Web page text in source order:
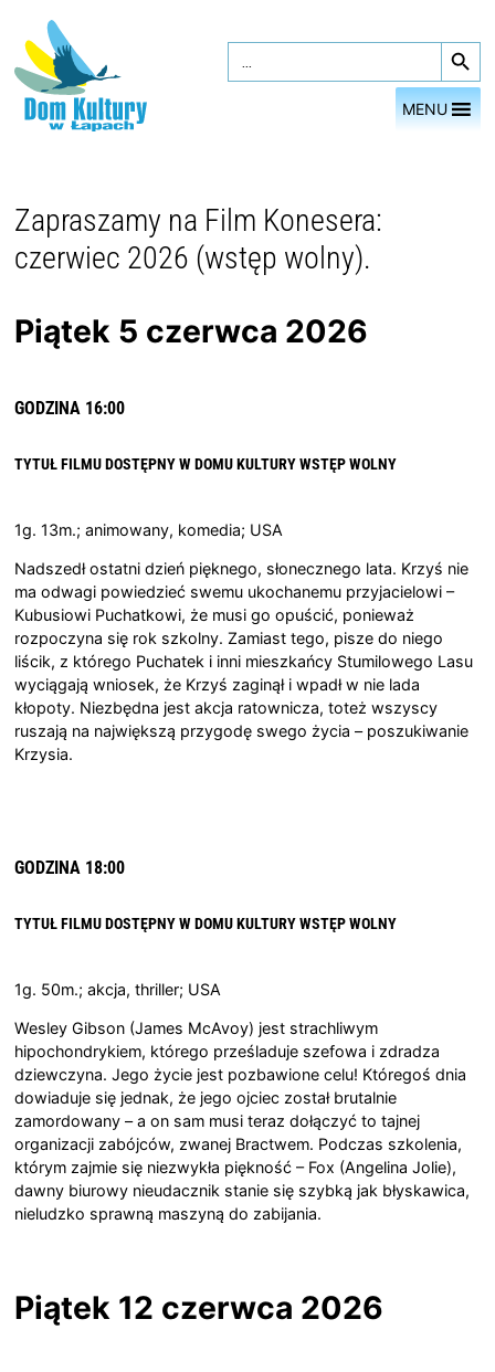
Przejdź
do
treści
Search
for:
Search Button
MENU
Zapraszamy na Film Konesera:
czerwiec 2026 (wstęp wolny).
Piątek 5 czerwca 2026
GODZINA 16:00
TYTUŁ FILMU DOSTĘPNY W DOMU KULTURYWSTĘP WOLNY
1g. 13m.; animowany, komedia; USA
Nadszedł ostatni dzień pięknego, słonecznego lata. Krzyś nie
ma odwagi powiedzieć swemu ukochanemu przyjacielowi –
Kubusiowi Puchatkowi, że musi go opuścić, ponieważ
rozpoczyna się rok szkolny. Zamiast tego, pisze do niego
liścik, z którego Puchatek i inni mieszkańcy Stumilowego Lasu
wyciągają wniosek, że Krzyś zaginął i wpadł w nie lada
kłopoty. Niezbędna jest akcja ratownicza, toteż wszyscy
ruszają na największą przygodę swego życia – poszukiwanie
Krzysia.
GODZINA 18:00
TYTUŁ FILMU DOSTĘPNY W DOMU KULTURYWSTĘP WOLNY
1g. 50m.; akcja, thriller; USA
Wesley Gibson (James McAvoy) jest strachliwym
hipochondrykiem, którego prześladuje szefowa i zdradza
dziewczyna. Jego życie jest pozbawione celu! Któregoś dnia
dowiaduje się jednak, że jego ojciec został brutalnie
zamordowany – a on sam musi teraz dołączyć to tajnej
organizacji zabójców, zwanej Bractwem. Podczas szkolenia,
którym zajmie się niezwykła piękność – Fox (Angelina Jolie),
dawny biurowy nieudacznik stanie się szybką jak błyskawica,
nieludzko sprawną maszyną do zabijania.
Piątek 12 czerwca 2026